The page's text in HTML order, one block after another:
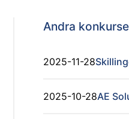
Andra
2025-11-28
2025-10-28AE